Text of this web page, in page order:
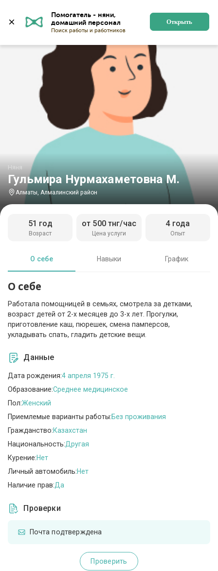
Помогатель - няни,
Поиск работы и работников
Открыть
Гульмира Нурмахаметовна М.
Няня
Алматы, Алмалинский район
Возраст
51 год
Цена услуги
от 500 тнг/час
Опыт
4 года
О себе Навыки График
О себе
Работала помощницей в семьях, смотрела за детками,
возраст детей от 2-х месяцев до 3-х лет. Прогулки,
приготовление каш, пюрешек, смена памперсов,
укладывать спать, гладить детские вещи.
Данные
Дата рождения:4 апреля 1975 г.
Образование:Среднее медицинское
Пол:Женский
Приемлемые варианты работы:Без проживания
Гражданство:Казахстан
Национальность:Другая
Курение:Нет
Личный автомобиль:Нет
Наличие прав:Да
Проверки
Почта подтверждена
Проверить